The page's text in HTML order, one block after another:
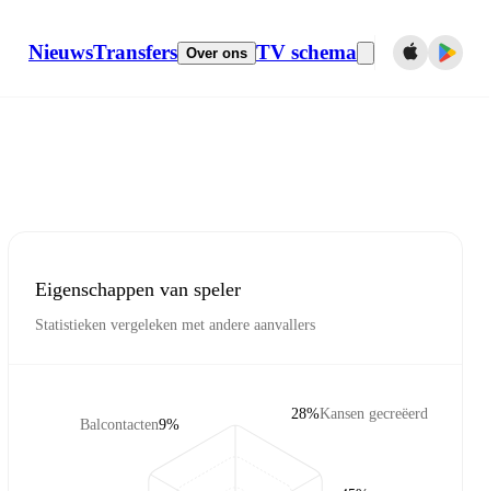
NieuwsTransfers Over ons TV schema
Eigenschappen van speler
Statistieken vergeleken met andere aanvallers
Balcontacten9%
Kansen gecreëerd
28%